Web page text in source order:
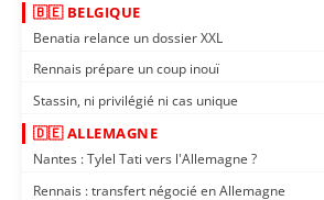
🇧🇪 BELGIQUE
Benatia relance un dossier XXL
Rennais prépare un coup inouï
Stassin, ni privilégié ni cas unique
🇩🇪 ALLEMAGNE
Nantes : Tylel Tati vers l'Allemagne ?
Rennais : transfert négocié en Allemagne